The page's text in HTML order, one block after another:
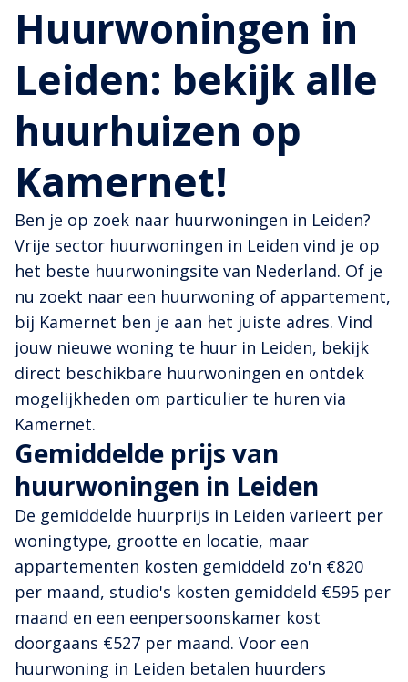
Huurwoningen in
Leiden: bekijk alle
huurhuizen op
Kamernet!
Ben je op zoek naar huurwoningen in Leiden?
Vrije sector huurwoningen in Leiden vind je op
het beste huurwoningsite van Nederland. Of je
nu zoekt naar een huurwoning of appartement,
bij Kamernet ben je aan het juiste adres. Vind
jouw nieuwe woning te huur in Leiden, bekijk
direct beschikbare huurwoningen en ontdek
mogelijkheden om particulier te huren via
Kamernet.
Gemiddelde prijs van
huurwoningen in Leiden
De gemiddelde huurprijs in Leiden varieert per
woningtype, grootte en locatie, maar
appartementen kosten gemiddeld zo'n €820
per maand, studio's kosten gemiddeld €595 per
maand en een eenpersoonskamer kost
doorgaans €527 per maand. Voor een
huurwoning in Leiden betalen huurders